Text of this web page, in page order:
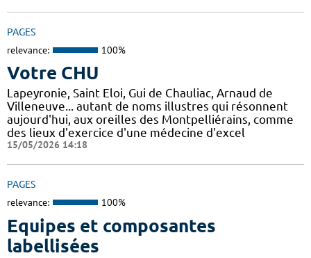
PAGES
relevance: 100%
Votre CHU
Lapeyronie, Saint Eloi, Gui de Chauliac, Arnaud de
Villeneuve... autant de noms illustres qui résonnent
aujourd'hui, aux oreilles des Montpelliérains, comme
des lieux d'exercice d'une médecine d'excel
15/05/2026 14:18
PAGES
relevance: 100%
Equipes et composantes
labellisées